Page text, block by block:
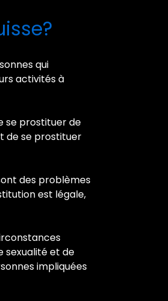
qui
activités à
se prostituer de
de se prostituer
des problèmes
est légale,
sexualité et de
impliquées